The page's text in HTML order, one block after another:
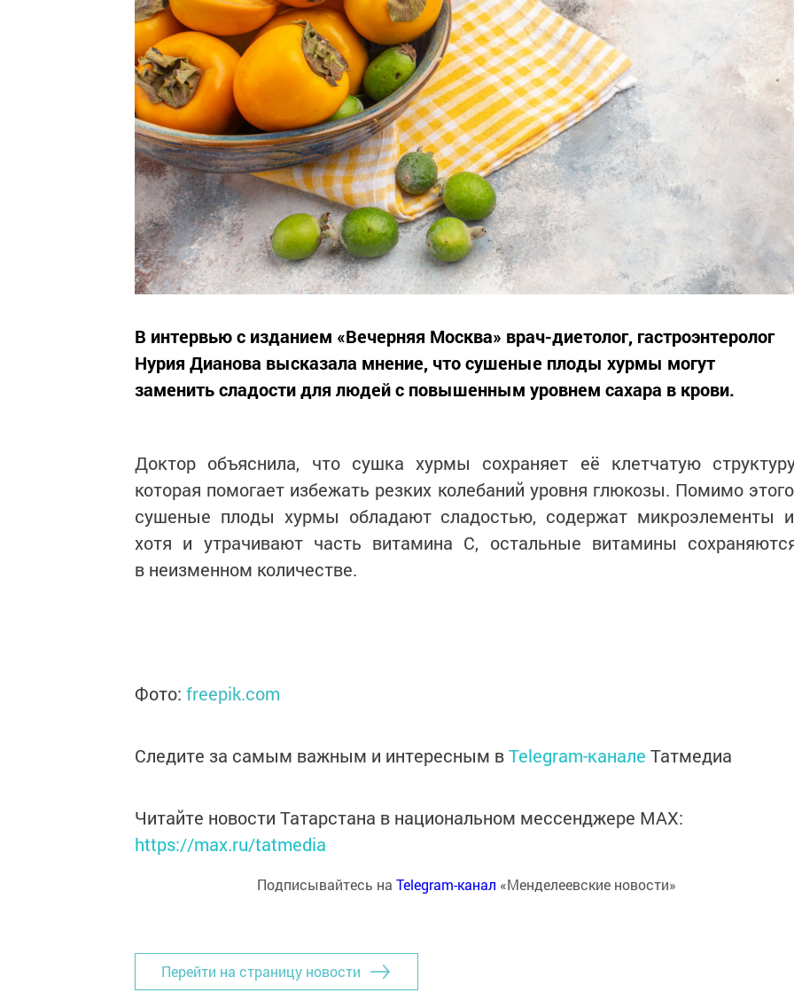
В интервью с изданием «Вечерняя Москва» врач-диетолог, гастроэнтеролог
Нурия Дианова высказала мнение, что сушеные плоды хурмы могут
заменить сладости для людей с повышенным уровнем сахара в крови.
Доктор объяснила, что сушка хурмы сохраняет её клетчатую
которая помогает избежать резких колебаний уровня глюкозы. Помимо
сушеные плоды хурмы обладают сладостью, содержат микроэлементы
хотя и утрачивают часть витамина С, остальные витамины
в неизменном количестве.
Фото: freepik.com
Следите за самым важным и интересным вTelegram-канале Татмедиа
Читайте новости Татарстана в национальном мессенджере MАХ:
https://max.ru/tatmedia
Подписывайтесь на Telegram-канал «Менделеевские новости»
Перейти на страницу новости